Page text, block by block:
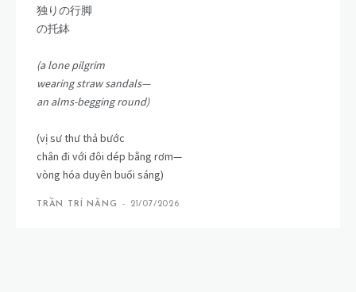
独りの行脚
の托鉢
(a lone pilgrim
wearing straw sandals—
an alms-begging round)
(vị sư thư thả bước
chân đi với đôi dép bằng rơm—
vòng hóa duyên buổi sáng)
TRẦN TRÍ NĂNG - 21/07/2026